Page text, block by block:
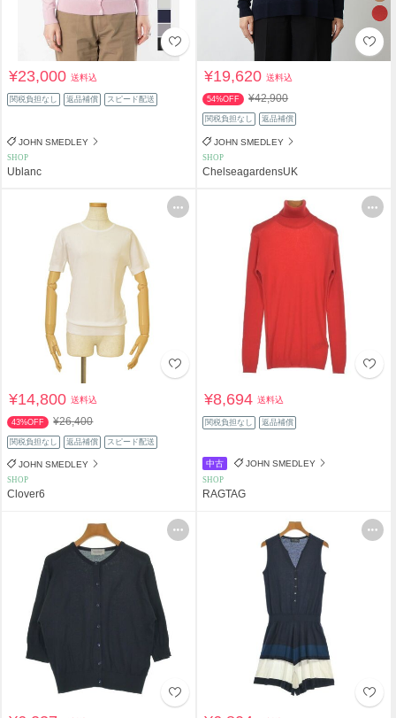
¥23,000送料込
関税負担なし 返品補償 スピード配送
JOHN SMEDLEY
SHOP
Ublanc
¥19,620送料込
54%OFF ¥42,900
関税負担なし 返品補償
JOHN SMEDLEY
SHOP
ChelseagardensUK
¥14,800送料込
43%OFF ¥26,400
関税負担なし 返品補償 スピード配送
JOHN SMEDLEY
SHOP
Clover6
¥8,694送料込
関税負担なし 返品補償
中古 JOHN SMEDLEY
SHOP
RAGTAG